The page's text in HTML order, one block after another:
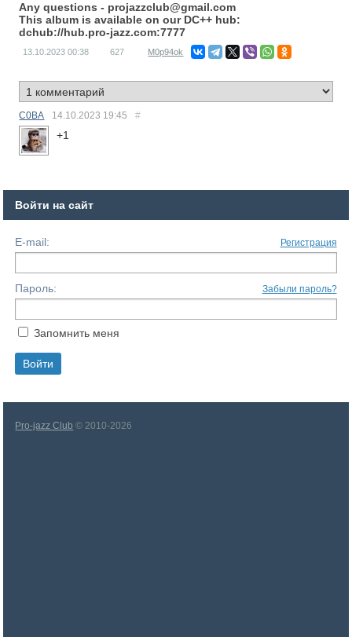
Any questions - projazzclub@gmail.com
This album is available on our DC++ hub:
dchub://hub.pro-jazz.com:7777
13.10.2023 00:38 627 M0p94ok
C0BA 14.10.2023 19:45 #
+1
Войти на сайт
E-mail: Регистрация
Пароль: Забыли пароль?
Запомнить меня
Pro-jazz Club © 2010-2026